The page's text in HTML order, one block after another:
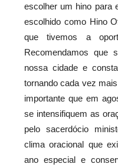
escolher um hino para
escolhido como Hino
que tivemos a
Recomendamos que
nossa cidade e
tornando cada vez
importante que em
se intensifiquem as
pelo sacerdócio
clima oracional que
ano especial e